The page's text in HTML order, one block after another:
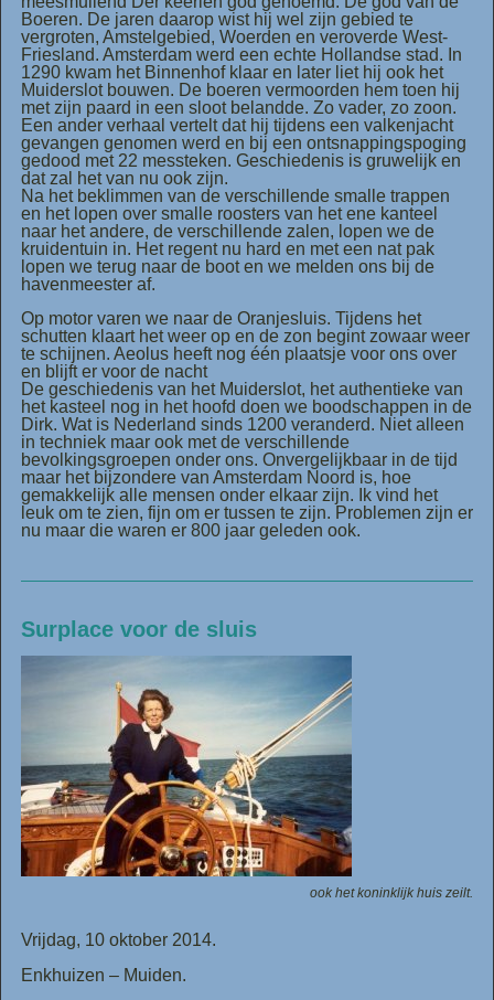
Boeren. De jaren daarop wist hij wel zijn gebied te
vergroten, Amstelgebied, Woerden en veroverde West-
Friesland. Amsterdam werd een echte Hollandse stad. In
1290 kwam het Binnenhof klaar en later liet hij ook het
Muiderslot bouwen. De boeren vermoorden hem toen hij
met zijn paard in een sloot belandde. Zo vader, zo zoon.
Een ander verhaal vertelt dat hij tijdens een valkenjacht
gevangen genomen werd en bij een ontsnappingspoging
gedood met 22 messteken. Geschiedenis is gruwelijk en
dat zal het van nu ook zijn.
Na het beklimmen van de verschillende smalle trappen
en het lopen over smalle roosters van het ene kanteel
naar het andere, de verschillende zalen, lopen we de
kruidentuin in. Het regent nu hard en met een nat pak
lopen we terug naar de boot en we melden ons bij de
havenmeester af.
Op motor varen we naar de Oranjesluis. Tijdens het
schutten klaart het weer op en de zon begint zowaar weer
te schijnen. Aeolus heeft nog één plaatsje voor ons over
en blijft er voor de nacht
De geschiedenis van het Muiderslot, het authentieke van
het kasteel nog in het hoofd doen we boodschappen in de
Dirk. Wat is Nederland sinds 1200 veranderd. Niet alleen
in techniek maar ook met de verschillende
bevolkingsgroepen onder ons. Onvergelijkbaar in de tijd
maar het bijzondere van Amsterdam Noord is, hoe
gemakkelijk alle mensen onder elkaar zijn. Ik vind het
leuk om te zien, fijn om er tussen te zijn. Problemen zijn er
nu maar die waren er 800 jaar geleden ook.
Surplace voor de sluis
ook het koninklijk huis zeilt.
Vrijdag, 10 oktober 2014.
Enkhuizen – Muiden.